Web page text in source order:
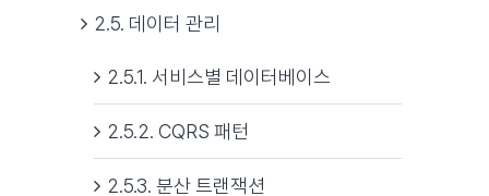
2.5. 데이터 관리
2.5.1. 서비스별 데이터베이스
2.5.2. CQRS 패턴
2.5.3. 분산 트랜잭션